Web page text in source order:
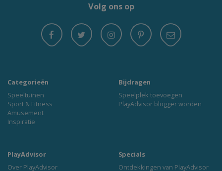
Volg ons op
Categorieën
Speeltuinen
Sport & Fitness
Amusement
Inspiratie
Bijdragen
Speelplek toevoegen
PlayAdvisor blogger worden
PlayAdvisor
Over PlayAdvisor
Specials
Ontdekkingen van PlayAdvisor